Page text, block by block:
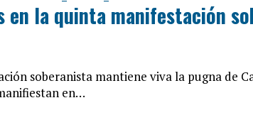
en la quinta manifestación
soberanista mantiene viva la pugna de
en…